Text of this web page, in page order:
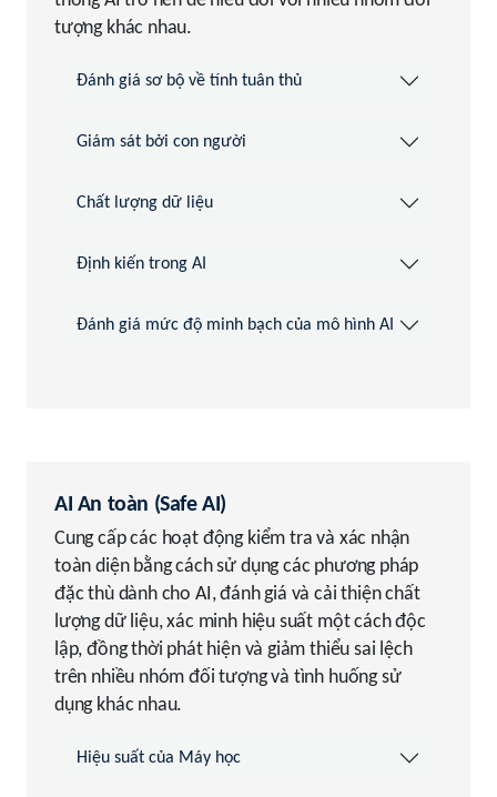
tượng khác nhau.
Đánh giá sơ bộ về tính tuân thủ
Giám sát bởi con người
Chất lượng dữ liệu
Định kiến trong AI
Đánh giá mức độ minh bạch của mô hình AI
AI An toàn (Safe AI)
Cung cấp các hoạt động kiểm tra và xác nhận
toàn diện bằng cách sử dụng các phương pháp
đặc thù dành cho AI, đánh giá và cải thiện chất
lượng dữ liệu, xác minh hiệu suất một cách độc
lập, đồng thời phát hiện và giảm thiểu sai lệch
trên nhiều nhóm đối tượng và tình huống sử
dụng khác nhau.
Hiệu suất của Máy học